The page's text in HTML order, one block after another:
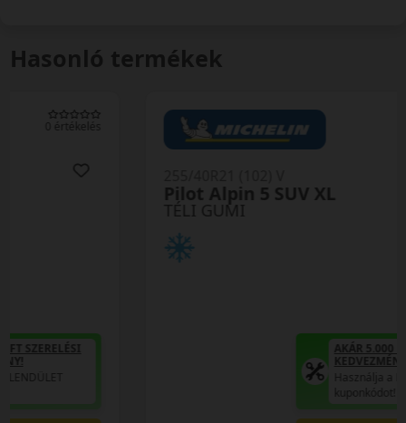
Hasonló termékek
Pilot Alpin 5 SUV XL
255/40R21 (102) V
AKÁR 5.000 FT SZERELÉSI
Használja a LENDÜLET